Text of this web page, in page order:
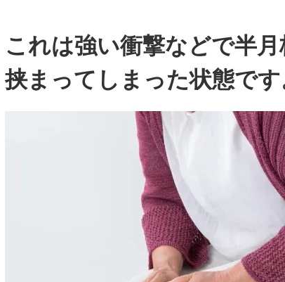
これは強い衝撃などで半
挟まってしまった状態で